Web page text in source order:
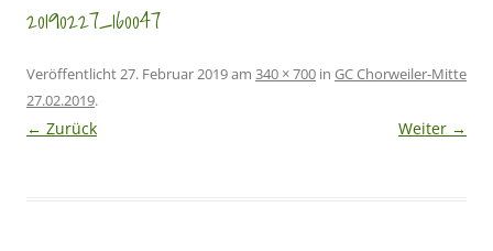
20190227_160047
Veröffentlicht27. Februar 2019am 340 × 700 in GC Chorweiler-Mitte
27.02.2019.
← Zurück Weiter →